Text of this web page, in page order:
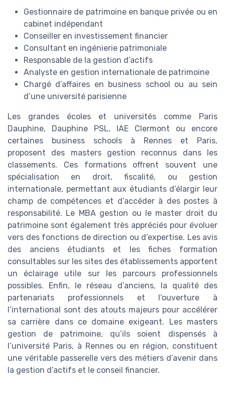
Gestionnaire de patrimoine en banque privée ou en
cabinet indépendant
Conseiller en investissement financier
Consultant en ingénierie patrimoniale
Responsable de la gestion d’actifs
Analyste en gestion internationale de patrimoine
Chargé d’affaires en business school ou au sein
d’une université parisienne
Les grandes écoles et universités comme Paris
Dauphine, Dauphine PSL, IAE Clermont ou encore
certaines business schools à Rennes et Paris,
proposent des masters gestion reconnus dans les
classements. Ces formations offrent souvent une
spécialisation en droit, fiscalité, ou gestion
internationale, permettant aux étudiants d’élargir leur
champ de compétences et d’accéder à des postes à
responsabilité. Le MBA gestion ou le master droit du
patrimoine sont également très appréciés pour évoluer
vers des fonctions de direction ou d’expertise. Les avis
des anciens étudiants et les fiches formation
consultables sur les sites des établissements apportent
un éclairage utile sur les parcours professionnels
possibles. Enfin, le réseau d’anciens, la qualité des
partenariats professionnels et l’ouverture à
l’international sont des atouts majeurs pour accélérer
sa carrière dans ce domaine exigeant. Les masters
gestion de patrimoine, qu’ils soient dispensés à
l’université Paris, à Rennes ou en région, constituent
une véritable passerelle vers des métiers d’avenir dans
la gestion d’actifs et le conseil financier.